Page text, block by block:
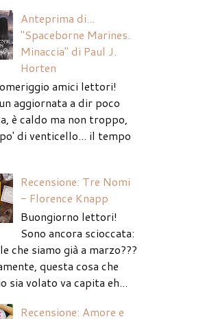
Anteprima di...
"Spaceborne Marines.
Minaccia" di Paul J.
Horten
amici lettori!
aggiornata a dir poco
è caldo ma non troppo,
di venticello... il tempo
Recensione: Tre Nomi
- Florence Knapp
Buongiorno lettori!
Sono ancora scioccata:
che siamo già a marzo???
questa cosa che
sia volato va capita eh...
Recensione: Amore e